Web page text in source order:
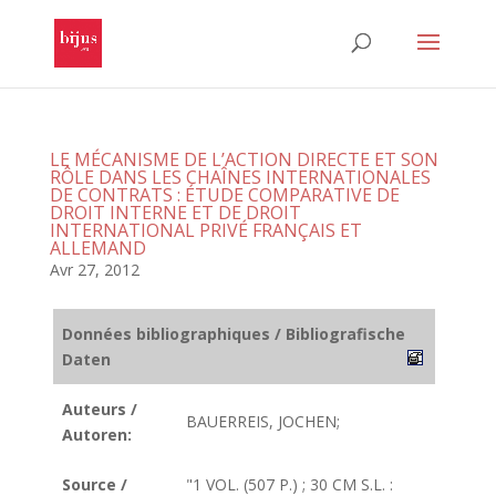
LE MÉCANISME DE L’ACTION DIRECTE ET SON
RÔLE DANS LES CHAÎNES INTERNATIONALES
DE CONTRATS : ÉTUDE COMPARATIVE DE
DROIT INTERNE ET DE DROIT
INTERNATIONAL PRIVÉ FRANÇAIS ET
ALLEMAND
Avr 27, 2012
Données bibliographiques / Bibliografische
Daten
Auteurs /
Autoren:
BAUERREIS, JOCHEN;
Source / "1 VOL. (507 P.) ; 30 CM S.L. :